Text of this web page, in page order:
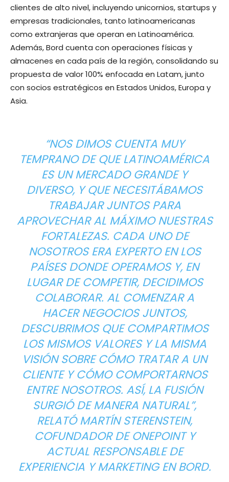
clientes de alto nivel, incluyendo unicornios, startups y
empresas tradicionales, tanto latinoamericanas
como extranjeras que operan en Latinoamérica.
Además, Bord cuenta con operaciones físicas y
almacenes en cada país de la región, consolidando su
propuesta de valor 100% enfocada en Latam, junto
con socios estratégicos en Estados Unidos, Europa y
Asia.
“NOS DIMOS CUENTA MUY
TEMPRANO DE QUE LATINOAMÉRICA
ES UN MERCADO GRANDE Y
DIVERSO, Y QUE NECESITÁBAMOS
TRABAJAR JUNTOS PARA
APROVECHAR AL MÁXIMO NUESTRAS
FORTALEZAS. CADA UNO DE
NOSOTROS ERA EXPERTO EN LOS
PAÍSES DONDE OPERAMOS Y, EN
LUGAR DE COMPETIR, DECIDIMOS
COLABORAR. AL COMENZAR A
HACER NEGOCIOS JUNTOS,
DESCUBRIMOS QUE COMPARTIMOS
LOS MISMOS VALORES Y LA MISMA
VISIÓN SOBRE CÓMO TRATAR A UN
CLIENTE Y CÓMO COMPORTARNOS
ENTRE NOSOTROS. ASÍ, LA FUSIÓN
SURGIÓ DE MANERA NATURAL”,
RELATÓ MARTÍN STERENSTEIN,
COFUNDADOR DE ONEPOINT Y
ACTUAL RESPONSABLE DE
EXPERIENCIA Y MARKETING EN BORD.